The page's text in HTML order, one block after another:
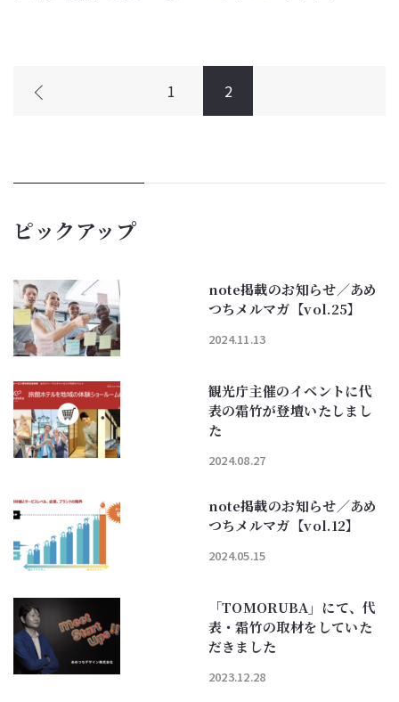
1 2
ピックアップ
note掲載のお知らせ／あめ
つちメルマガ【vol.25】
2024.11.13
観光庁主催のイベントに代
表の霜竹が登壇いたしまし
た
2024.08.27
note掲載のお知らせ／あめ
つちメルマガ【vol.12】
2024.05.15
「TOMORUBA」にて、代
表・霜竹の取材をしていた
だきました
2023.12.28